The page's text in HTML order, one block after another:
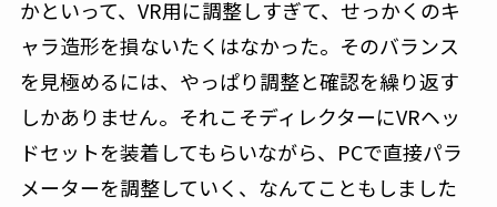
かといって、VR用に調整しすぎて、せっかくのキ
ャラ造形を損ないたくはなかった。そのバランス
を見極めるには、やっぱり調整と確認を繰り返す
しかありません。それこそディレクターにVRヘッ
ドセットを装着してもらいながら、PCで直接パラ
メーターを調整していく、なんてこともしました